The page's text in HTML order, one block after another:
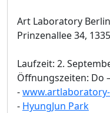
Art Laboratory Berlin
Prinzenallee 34,
Laufzeit: 2.
Öffnungszeiten: Do
-
- HyungJun Park